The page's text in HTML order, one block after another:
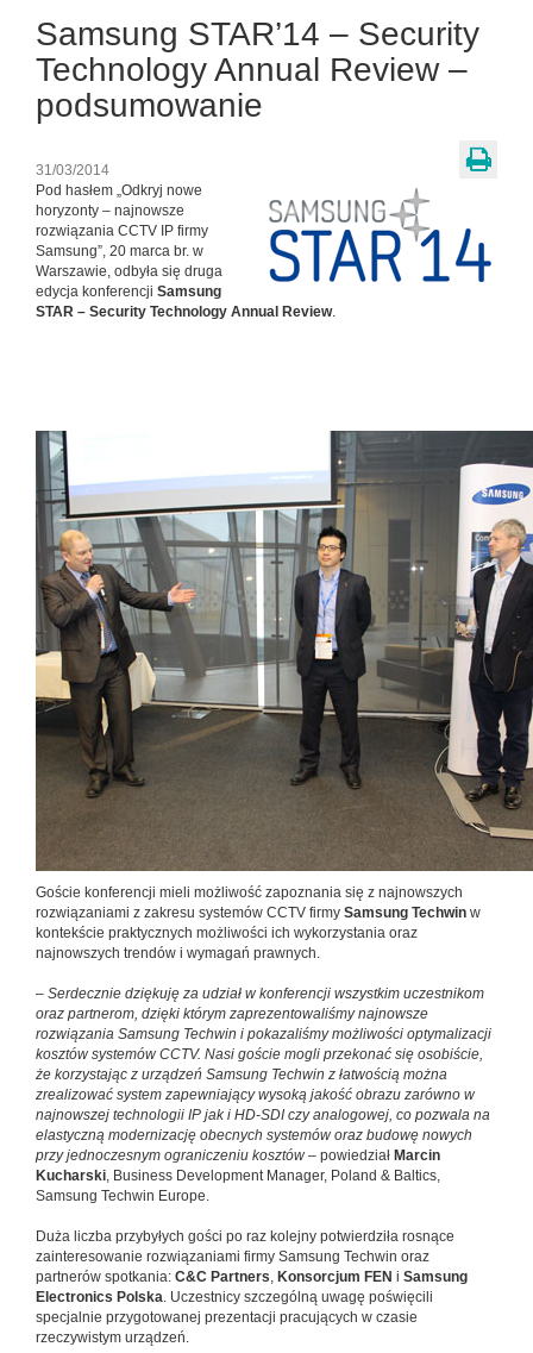
Samsung STAR’14 – Security
Technology Annual Review –
podsumowanie
31/03/2014
Pod hasłem „Odkryj nowe
horyzonty – najnowsze
rozwiązania CCTV IP firmy
Samsung”, 20 marca br. w
Warszawie, odbyła się druga
edycja konferencji Samsung
STAR – Security Technology Annual Review.
Goście konferencji mieli możliwość zapoznania się z najnowszych
rozwiązaniami z zakresu systemów CCTV firmy Samsung Techwin w
kontekście praktycznych możliwości ich wykorzystania oraz
najnowszych trendów i wymagań prawnych.
– Serdecznie dziękuję za udział w konferencji wszystkim uczestnikom
oraz partnerom, dzięki którym zaprezentowaliśmy najnowsze
rozwiązania Samsung Techwin i pokazaliśmy możliwości optymalizacji
kosztów systemów CCTV. Nasi goście mogli przekonać się osobiście,
że korzystając z urządzeń Samsung Techwin z łatwością można
zrealizować system zapewniający wysoką jakość obrazu zarówno w
najnowszej technologii IP jak i HD-SDI czy analogowej, co pozwala na
elastyczną modernizację obecnych systemów oraz budowę nowych
przy jednoczesnym ograniczeniu kosztów – powiedział Marcin
Kucharski, Business Development Manager, Poland & Baltics,
Samsung Techwin Europe.
Duża liczba przybyłych gości po raz kolejny potwierdziła rosnące
zainteresowanie rozwiązaniami firmy Samsung Techwin oraz
partnerów spotkania: C&C Partners, Konsorcjum FEN i Samsung
Electronics Polska. Uczestnicy szczególną uwagę poświęcili
specjalnie przygotowanej prezentacji pracujących w czasie
rzeczywistym urządzeń.